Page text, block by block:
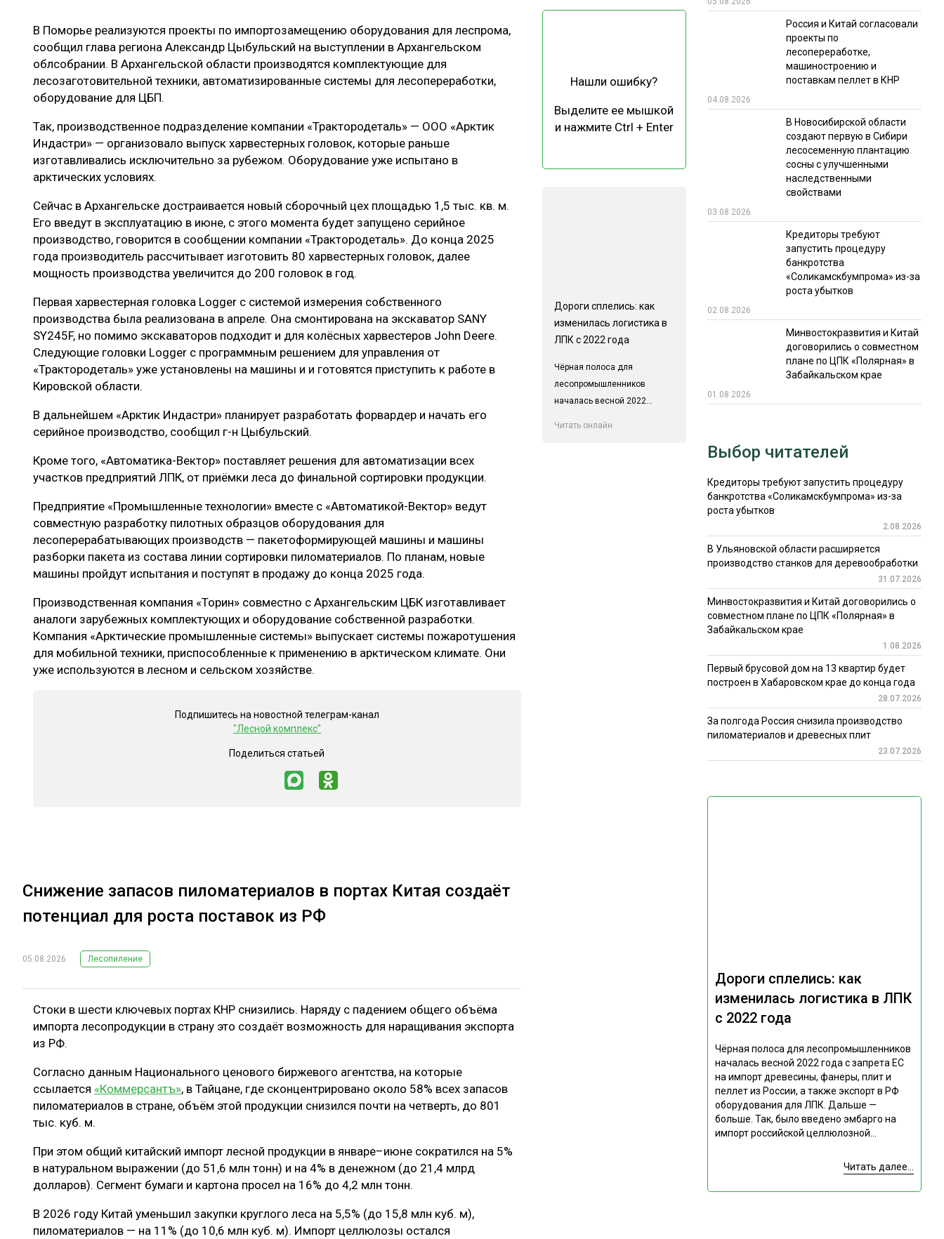
ЛОГИСТИКА
ПРОИЗВОДСТВО ДРЕВЕСНЫХ ПЛИТ
ЦБП
МЕБЕЛЬНОЕ ПРОИЗВОДСТВО ТЕХНОЛОГИИ
ЭКСПЕРТНОЕ МНЕНИЕ
КАЛЕНДАРЬ ВЫСТАВОК ИТОГИ МЕРОПРИЯТИЙ
В Поморье реализуются проекты по импортозамещению оборудования для леспрома,
сообщил глава региона Александр Цыбульский на выступлении в Архангельском
облсобрании. В Архангельской области производятся комплектующие для
лесозаготовительной техники, автоматизированные системы для лесопереработки,
оборудование для ЦБП.
Так, производственное подразделение компании «Трактородеталь» — ООО «Арктик
Индастри» — организовало выпуск харвестерных головок, которые раньше
изготавливались исключительно за рубежом. Оборудование уже испытано в
арктических условиях.
Сейчас в Архангельске достраивается новый сборочный цех площадью 1,5 тыс. кв. м.
Его введут в эксплуатацию в июне, с этого момента будет запущено серийное
производство, говорится в сообщении компании «Трактородеталь». До конца 2025
года производитель рассчитывает изготовить 80 харвестерных головок, далее
мощность производства увеличится до 200 головок в год.
Первая харвестерная головка Logger с системой измерения собственного
производства была реализована в апреле. Она смонтирована на экскаватор SANY
SY245F, но помимо экскаваторов подходит и для колёсных харвестеров John Deere.
Следующие головки Logger с программным решением для управления от
«Трактородеталь» уже установлены на машины и и готовятся приступить к работе в
Кировской области.
В дальнейшем «Арктик Индастри» планирует разработать форвардер и начать его
серийное производство, сообщил г-н Цыбульский.
Кроме того, «Автоматика-Вектор» поставляет решения для автоматизации всех
участков предприятий ЛПК, от приёмки леса до финальной сортировки продукции.
Предприятие «Промышленные технологии» вместе с «Автоматикой-Вектор» ведут
совместную разработку пилотных образцов оборудования для
лесоперерабатывающих производств — пакетоформирующей машины и машины
разборки пакета из состава линии сортировки пиломатериалов. По планам, новые
машины пройдут испытания и поступят в продажу до конца 2025 года.
Производственная компания «Торин» совместно с Архангельским ЦБК изготавливает
аналоги зарубежных комплектующих и оборудование собственной разработки.
Компания «Арктические промышленные системы» выпускает системы пожаротушения
для мобильной техники, приспособленные к применению в арктическом климате. Они
уже используются в лесном и сельском хозяйстве.
Подпишитесь на новостной телеграм-канал
"Лесной комплекс"
Поделиться статьей
Снижение запасов пиломатериалов в портах Китая создаёт
потенциал для роста поставок из РФ
05.08.2026 Лесопиление
Стоки в шести ключевых портах КНР снизились. Наряду с падением общего объёма
импорта лесопродукции в страну это создаёт возможность для наращивания экспорта
из РФ.
Согласно данным Национального ценового биржевого агентства, на которые
ссылается «Коммерсантъ», в Тайцане, где сконцентрировано около 58% всех запасов
пиломатериалов в стране, объём этой продукции снизился почти на четверть, до 801
тыс. куб. м.
При этом общий китайский импорт лесной продукции в январе–июне сократился на 5%
в натуральном выражении (до 51,6 млн тонн) и на 4% в денежном (до 21,4 млрд
долларов). Сегмент бумаги и картона просел на 16% до 4,2 млн тонн.
В 2026 году Китай уменьшил закупки круглого леса на 5,5% (до 15,8 млн куб. м),
пиломатериалов — на 11% (до 10,6 млн куб. м). Импорт целлюлозы остался
Нашли ошибку?
Выделите ее мышкой
и нажмите Ctrl + Enter
Дороги сплелись: как
изменилась логистика в
ЛПК с 2022 года
Чёрная полоса для
лесопромышленников
началась весной 2022...
Читать онлайн
Россия и Китай согласовали
проекты по
лесопереработке,
машиностроению и
поставкам пеллет в КНР
04.08.2026
В Новосибирской области
создают первую в Сибири
лесосеменную плантацию
сосны с улучшенными
наследственными
свойствами
03.08.2026
Кредиторы требуют
запустить процедуру
банкротства
«Соликамскбумпрома» из-за
роста убытков
02.08.2026
Минвостокразвития и Китай
договорились о совместном
плане по ЦПК «Полярная» в
Забайкальском крае
01.08.2026
Дороги сплелись: как
изменилась логистика в ЛПК
с 2022 года
Чёрная полоса для лесопромышленников
началась весной 2022 года с запрета ЕС
на импорт древесины, фанеры, плит и
пеллет из России, а также экспорт в РФ
оборудования для ЛПК. Дальше —
больше. Так, было введено эмбарго на
импорт российской целлюлозной...
Читать далее...
Выбор читателей
Кредиторы требуют запустить процедуру
банкротства «Соликамскбумпрома» из-за
роста убытков
2.08.2026
В Ульяновской области расширяется
производство станков для деревообработки
31.07.2026
Минвостокразвития и Китай договорились о
совместном плане по ЦПК «Полярная» в
Забайкальском крае
1.08.2026
Первый брусовой дом на 13 квартир будет
построен в Хабаровском крае до конца года
28.07.2026
За полгода Россия снизила производство
пиломатериалов и древесных плит
23.07.2026